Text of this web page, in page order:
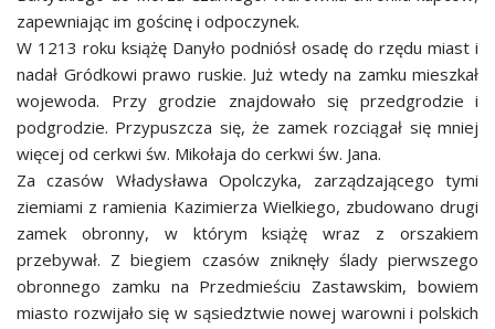
zapewniając im gościnę i odpoczynek.
W 1213 roku książę Danyło podniósł osadę do rzędu miast i
nadał Gródkowi prawo ruskie. Już wtedy na zamku mieszkał
wojewoda. Przy grodzie znajdowało się przedgrodzie i
podgrodzie. Przypuszcza się, że zamek rozciągał się mniej
więcej od cerkwi św. Mikołaja do cerkwi św. Jana.
Za czasów Władysława Opolczyka, zarządzającego tymi
ziemiami z ramienia Kazimierza Wielkiego, zbudowano drugi
zamek obronny, w którym książę wraz z orszakiem
przebywał. Z biegiem czasów zniknęły ślady pierwszego
obronnego zamku na Przedmieściu Zastawskim, bowiem
miasto rozwijało się w sąsiedztwie nowej warowni i polskich